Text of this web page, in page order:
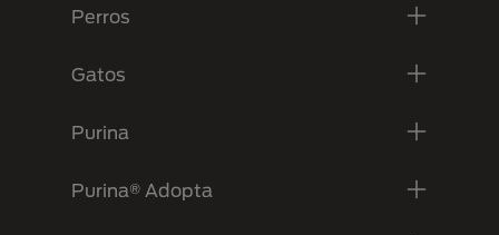
Perros
Gatos
Purina
Purina® Adopta